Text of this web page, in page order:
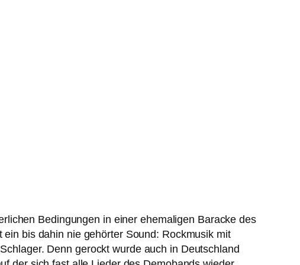
Bedingungen in einer ehemaligen Baracke des
bis dahin nie gehörter Sound: Rockmusik mit
Denn gerockt wurde auch in Deutschland